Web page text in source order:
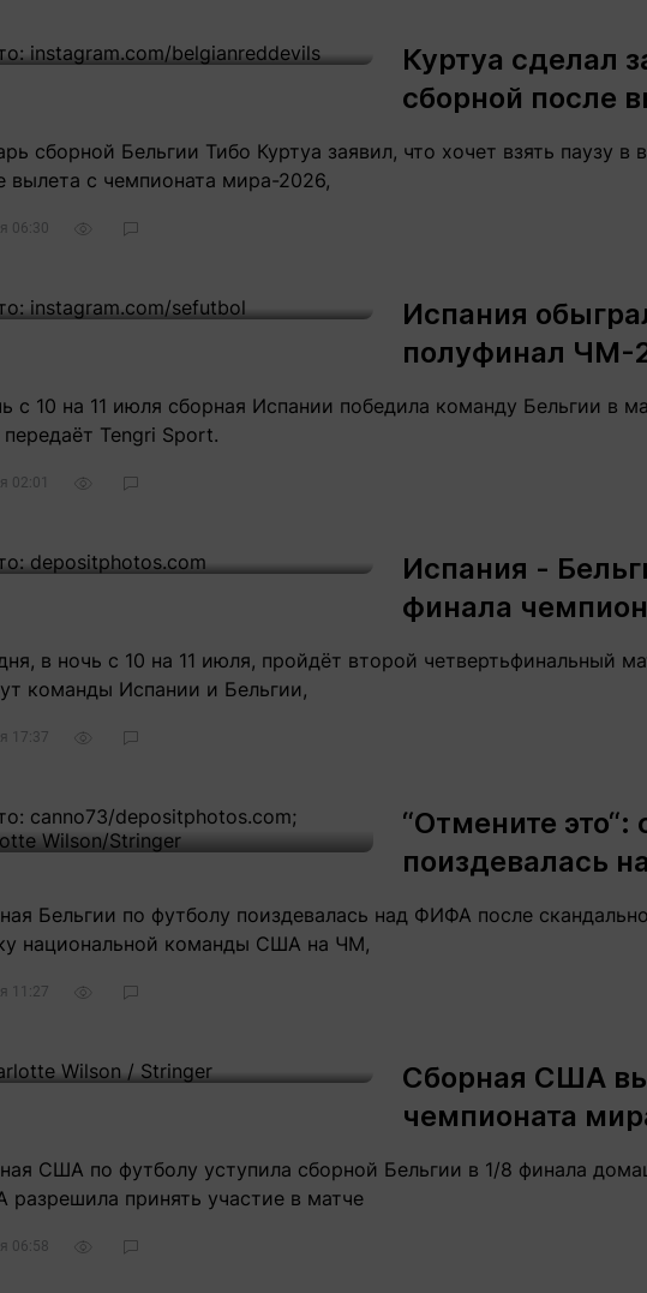
Полезно
Рецепты
Тренды
001 44 99 +7 (700) 3 888 188
Куртуа сделал
сборной после
сборной Бельгии Тибо Куртуа заявил, что хочет взять паузу
вылета с чемпионата мира-2026,
06:30
Испания
полуфинал ЧМ-
с 10 на 11 июля сборная Испании победила команду Бельгии в
передаёт Tengri Sport.
02:01
Испания -
финала
в ночь с 10 на 11 июля, пройдёт второй четвертьфинальный
команды Испании и Бельгии,
17:37
“Отмените это“:
поиздевалась
Бельгии по футболу поиздевалась над ФИФА после
национальной команды США на ЧМ,
11:27
Сборная США
чемпионата
США по футболу уступила сборной Бельгии в 1/8 финала
принять участие в матче
06:58